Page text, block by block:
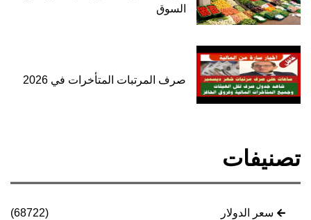
السوق
صرف المرتبات المتأخرات في 2026
تصنيفات
سعر الدولار (68722)